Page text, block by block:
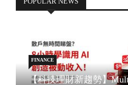
FINANCE
【科技理財新趨勢】